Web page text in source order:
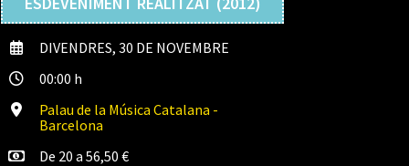
DIVENDRES, 30 DE NOVEMBRE
00:00 h
Palau de la Música Catalana -
Barcelona
De 20 a 56,50 €